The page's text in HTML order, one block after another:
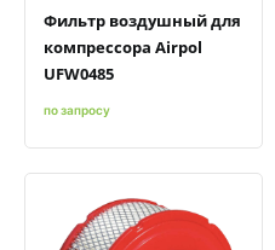
Фильтр воздушный для
компрессора Airpol
UFW0485
по запросу